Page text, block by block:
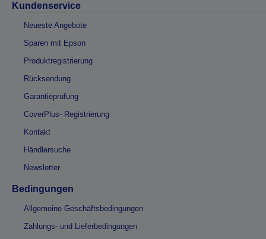
Kundenservice
Neueste Angebote
Sparen mit Epson
Produktregistrierung
Rücksendung
Garantieprüfung
CoverPlus- Registrierung
Kontakt
Händlersuche
Newsletter
Bedingungen
Allgemeine Geschäftsbedingungen
Zahlungs- und Lieferbedingungen